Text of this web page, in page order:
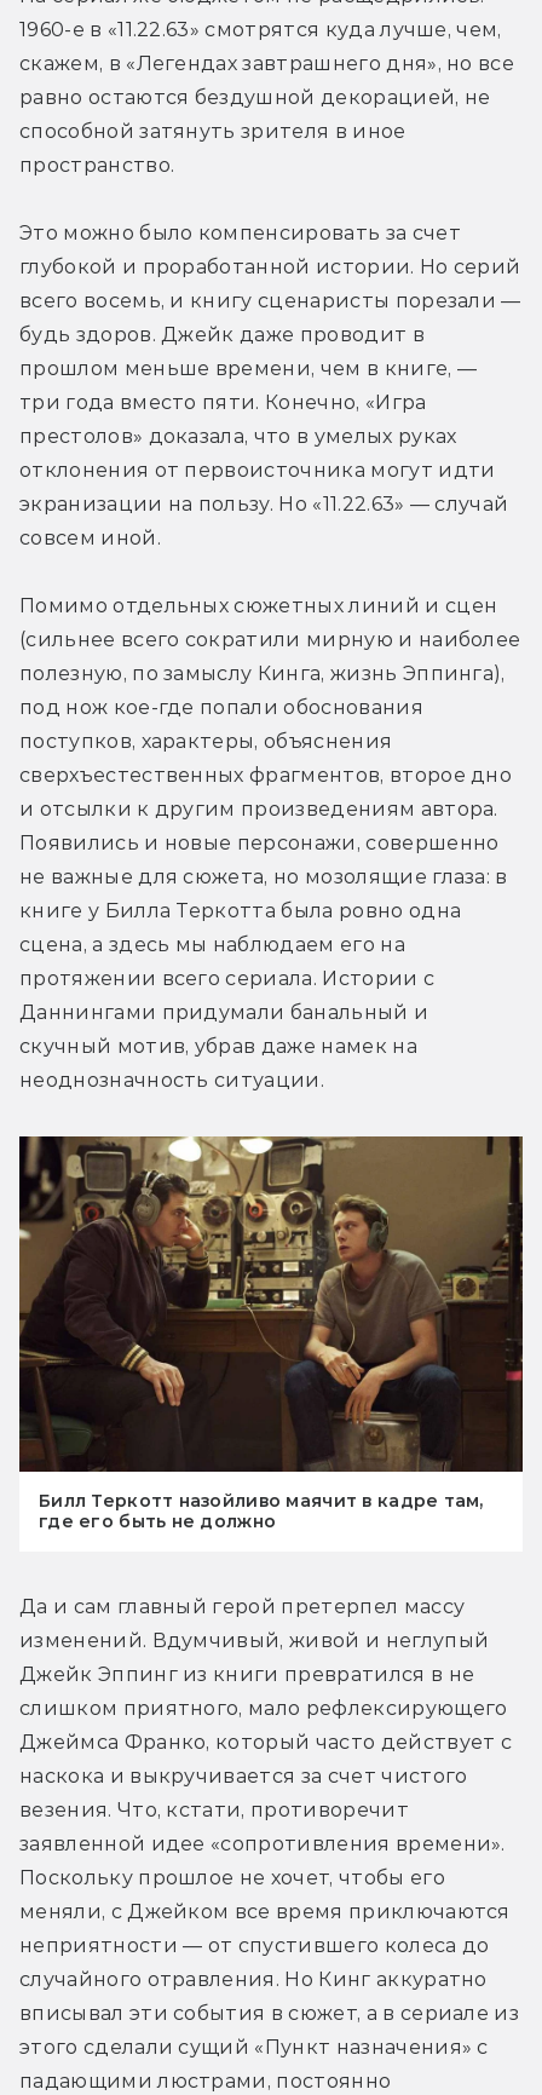
1960-е в «11.22.63» смотрятся куда лучше, чем,
скажем, в «Легендах завтрашнего дня», но все
равно остаются бездушной декорацией, не
способной затянуть зрителя в иное
пространство.
Это можно было компенсировать за счет
глубокой и проработанной истории. Но серий
всего восемь, и книгу сценаристы порезали —
будь здоров. Джейк даже проводит в
прошлом меньше времени, чем в книге, —
три года вместо пяти. Конечно, «Игра
престолов» доказала, что в умелых руках
отклонения от первоисточника могут идти
экранизации на пользу. Но «11.22.63» — случай
совсем иной.
Помимо отдельных сюжетных линий и сцен
(сильнее всего сократили мирную и наиболее
полезную, по замыслу Кинга, жизнь Эппинга),
под нож кое-где попали обоснования
поступков, характеры, объяснения
сверхъестественных фрагментов, второе дно
и отсылки к другим произведениям автора.
Появились и новые персонажи, совершенно
не важные для сюжета, но мозолящие глаза: в
книге у Билла Теркотта была ровно одна
сцена, а здесь мы наблюдаем его на
протяжении всего сериала. Истории с
Даннингами придумали банальный и
скучный мотив, убрав даже намек на
неоднозначность ситуации.
Билл Теркотт назойливо маячит в кадре там,
где его быть не должно
Да и сам главный герой претерпел массу
изменений. Вдумчивый, живой и неглупый
Джейк Эппинг из книги превратился в не
слишком приятного, мало рефлексирующего
Джеймса Франко, который часто действует с
наскока и выкручивается за счет чистого
везения. Что, кстати, противоречит
заявленной идее «сопротивления времени».
Поскольку прошлое не хочет, чтобы его
меняли, с Джейком все время приключаются
неприятности — от спустившего колеса до
случайного отравления. Но Кинг аккуратно
вписывал эти события в сюжет, а в сериале из
этого сделали сущий «Пункт назначения» с
падающими люстрами, постоянно